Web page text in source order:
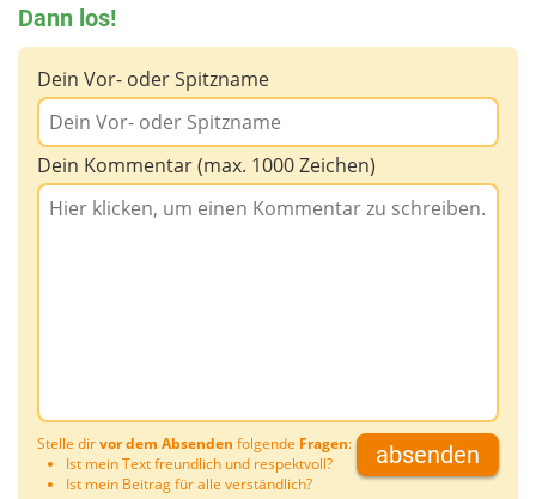
Dann los!
Dein Vor- oder Spitzname
Dein Kommentar (max. 1000 Zeichen)
Stelle dirvor dem Absenden folgende Fragen:
Ist mein Text freundlich und respektvoll?
Ist mein Beitrag für alle verständlich?
absenden